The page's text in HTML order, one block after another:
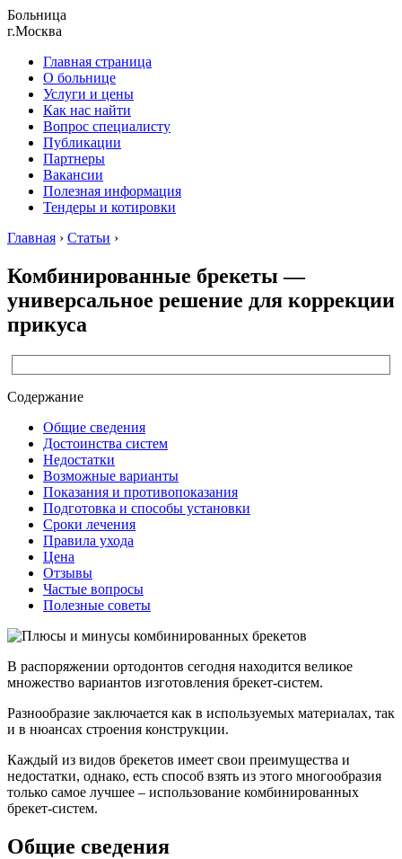
Больница
г.Москва
Главная страница
О больнице
Услуги и цены
Как нас найти
Вопрос специалисту
Публикации
Партнеры
Вакансии
Полезная информация
Тендеры и котировки
Главная › Статьи ›
Комбинированные брекеты ―
универсальное решение для коррекции
прикуса
Содержание
Общие сведения
Достоинства систем
Недостатки
Возможные варианты
Показания и противопоказания
Подготовка и способы установки
Сроки лечения
Правила ухода
Цена
Отзывы
Частые вопросы
Полезные советы
В распоряжении ортодонтов сегодня находится великое
множество вариантов изготовления брекет-систем.
Разнообразие заключается как в используемых материалах, так
и в нюансах строения конструкции.
Каждый из видов брекетов имеет свои преимущества и
недостатки, однако, есть способ взять из этого многообразия
только самое лучшее – использование комбинированных
брекет-систем.
Общие сведения